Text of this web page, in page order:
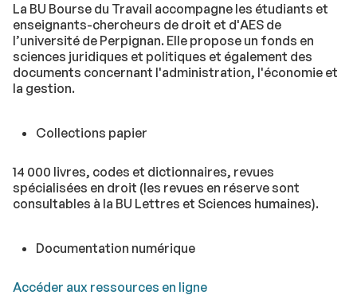
La BU Bourse du Travail accompagne les étudiants et
enseignants-chercheurs de droit et d'AES de
l’université de Perpignan. Elle propose un fonds en
sciences juridiques et politiques et également des
documents concernant l'administration, l'économie et
la gestion.
Collections papier
14 000 livres, codes et dictionnaires, revues
spécialisées en droit (les revues en réserve sont
consultables à la BU Lettres et Sciences humaines).
Documentation numérique
Accéder aux ressources en ligne